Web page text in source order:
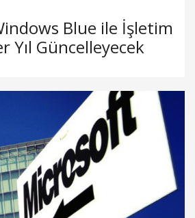
Blue ile İşletim
Yıl Güncelleyecek